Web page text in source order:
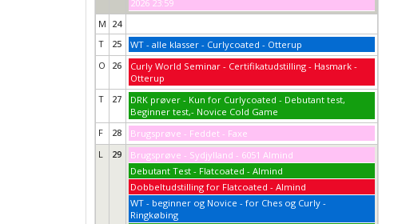
2026 23:59
M 24
T
25
WT - alle klasser - Curlycoated - Otterup
O
26
Curly World Seminar - Certifikatudstilling - Hasmark -
Otterup
T
27
DRK prøver - Kun for Curlycoated - Debutant test,
Beginner test,- Novice Cold Game
F
28
Brugsprøve - Feddet - Faxe
L
29
Brugsprøve - Sydjylland - 6051 Almind
Debutant Test - Flatcoated - Almind
Dobbeltudstilling for Flatcoated - Almind
WT - beginner og Novice - for Ches og Curly -
Ringkøbing